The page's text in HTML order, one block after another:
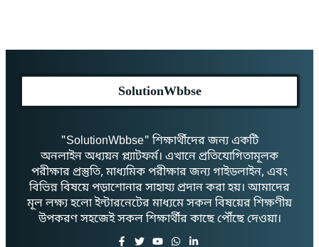
SolutionWbbse
"SolutionWbbse" শিক্ষার্থীদের জন্য একটি
অনলাইন অধ্যয়ন প্ল্যাটফর্ম। এখানে প্রতিযোগিতামূলক
পরীক্ষার প্রস্তুতি, মাধ্যমিক পরীক্ষার জন্য গাইডলাইন, এবং
বিভিন্ন বিষয়ে পড়াশোনার সাহায্য প্রদান করা হয়। আমাদের
মূল লক্ষ্য হলো ইন্টারনেটের মাধ্যমে সকল বিষয়ের শিক্ষণীয়
উপকরণ সহজেই সকল শিক্ষার্থীর কাছে পৌঁছে দেওয়া।